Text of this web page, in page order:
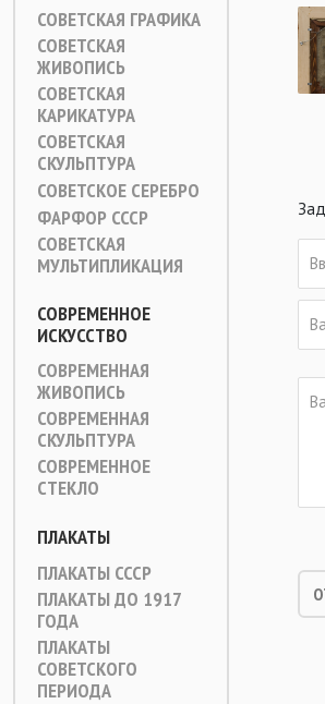
СОВЕТСКАЯ ГРАФИКА
СОВЕТСКАЯ
ЖИВОПИСЬ
СОВЕТСКАЯ
КАРИКАТУРА
СОВЕТСКАЯ
СКУЛЬПТУРА
СОВЕТСКОЕ СЕРЕБРО
ФАРФОР СССР
СОВЕТСКАЯ
МУЛЬТИПЛИКАЦИЯ
СОВРЕМЕННОЕ
ИСКУССТВО
СОВРЕМЕННАЯ
ЖИВОПИСЬ
СОВРЕМЕННАЯ
СКУЛЬПТУРА
СОВРЕМЕННОЕ
СТЕКЛО
ПЛАКАТЫ
ПЛАКАТЫ СССР
ПЛАКАТЫ ДО 1917
ГОДА
ПЛАКАТЫ
СОВЕТСКОГО
ПЕРИОДА